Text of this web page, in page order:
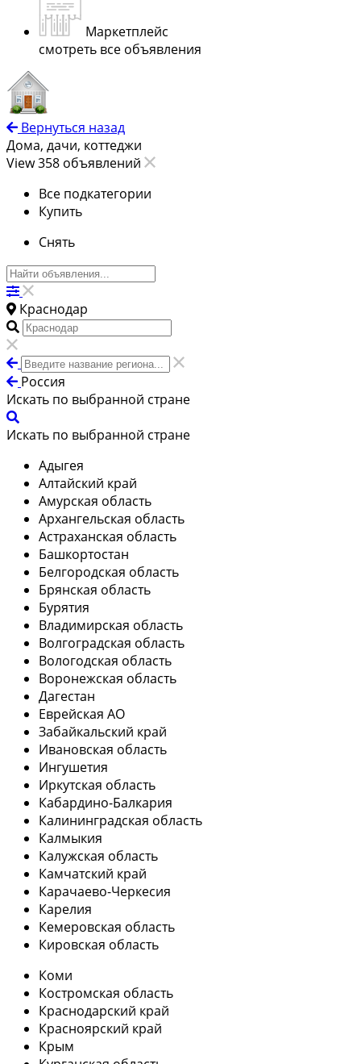
Маркетплейс
смотреть все объявления
Вернуться назад
Дома, дачи, коттеджи
View 358 объявлений
Все подкатегории
Купить
Снять
Краснодар
Россия
Искать по выбранной стране
Искать по выбранной стране
Адыгея
Алтайский край
Амурская область
Архангельская область
Астраханская область
Башкортостан
Белгородская область
Брянская область
Бурятия
Владимирская область
Волгоградская область
Вологодская область
Воронежская область
Дагестан
Еврейская АО
Забайкальский край
Ивановская область
Ингушетия
Иркутская область
Кабардино-Балкария
Калининградская область
Калмыкия
Калужская область
Камчатский край
Карачаево-Черкесия
Карелия
Кемеровская область
Кировская область
Коми
Костромская область
Краснодарский край
Красноярский край
Крым